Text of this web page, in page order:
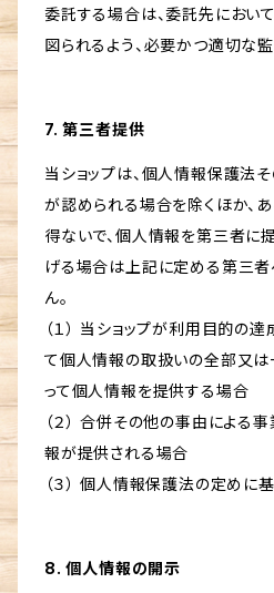
委託する場合は、委託先におい
図られるよう、必要かつ適切な監
7. 第三者提供
当ショップは、個人情報保護法
が認められる場合を除くほか、
得ないで、個人情報を第三者に
げる場合は上記に定める第三
ん。
（１） 当ショップが利用目的の
て個人情報の取扱いの全部又は
って個人情報を提供する場合
（２） 合併その他の事由による
報が提供される場合
（３） 個人情報保護法の定めに
8. 個人情報の開示